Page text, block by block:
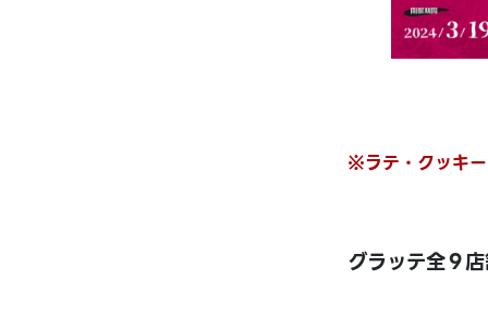
※ラテ・クッキ
グラッテ全９